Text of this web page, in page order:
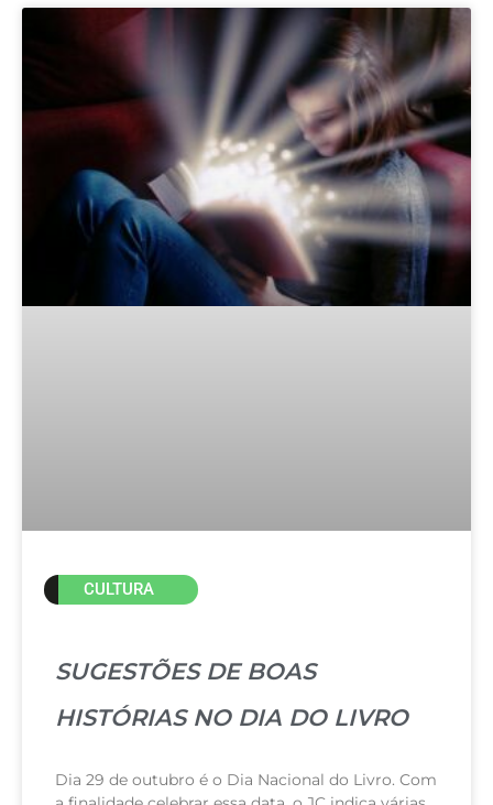
CULTURA
SUGESTÕES DE BOAS
HISTÓRIAS NO DIA DO LIVRO
Dia 29 de outubro é o Dia Nacional do Livro. Com